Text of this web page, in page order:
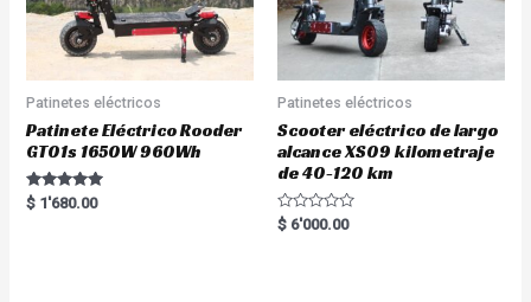
Patinetes eléctricos
Patinete Eléctrico Rooder
GT01s 1650W 960Wh
Rated
5.00
$ 1'680.00
Patinetes eléctricos
Scooter eléctrico de largo
alcance XS09 kilometraje
de 40-120 km
R
a
$ 6'000.00